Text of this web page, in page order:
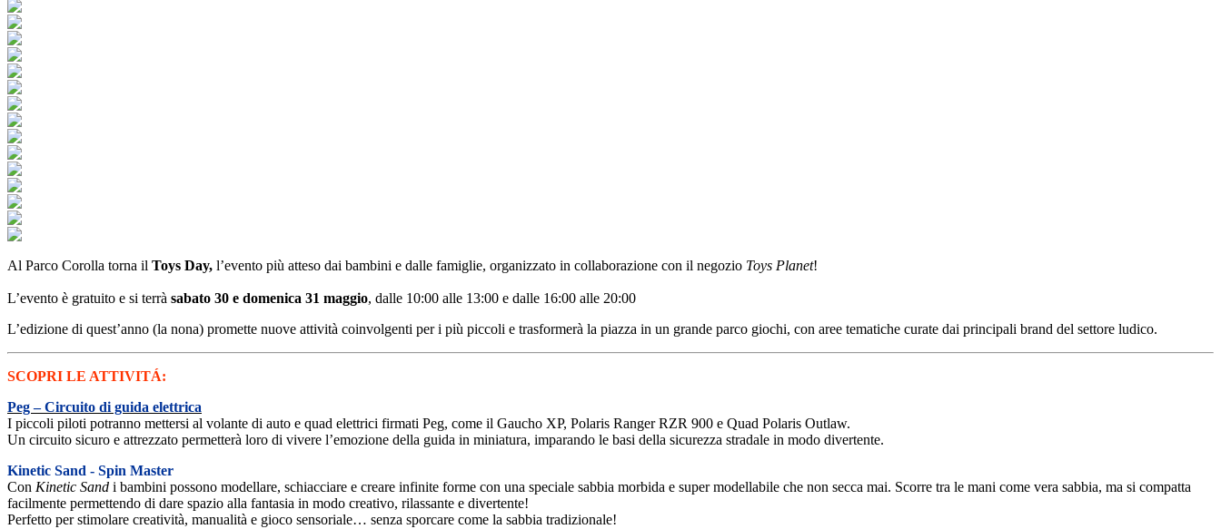
Al Parco Corolla torna il Toys Day, l’evento più atteso dai bambini e dalle famiglie, organizzato in collaborazione con il negozio Toys Planet!
L’evento è gratuito e si terrà sabato 30 e domenica 31 maggio, dalle 10:00 alle 13:00 e dalle 16:00 alle 20:00
L’edizione di quest’anno (la nona) promette nuove attività coinvolgenti per i più piccoli e trasformerà la piazza in un grande parco giochi, con aree tematiche curate dai principali brand del settore ludico.
SCOPRI LE ATTIVITÁ:
Peg – Circuito di guida elettrica
I piccoli piloti potranno mettersi al volante di auto e quad elettrici firmati Peg, come il Gaucho XP, Polaris Ranger RZR 900 e Quad Polaris Outlaw.
Un circuito sicuro e attrezzato permetterà loro di vivere l’emozione della guida in miniatura, imparando le basi della sicurezza stradale in modo divertente.
Kinetic Sand - Spin Master
Con Kinetic Sand i bambini possono modellare, schiacciare e creare infinite forme con una speciale sabbia morbida e super modellabile che non secca mai. Scorre tra le mani come vera sabbia, ma si compatta
facilmente permettendo di dare spazio alla fantasia in modo creativo, rilassante e divertente!
Perfetto per stimolare creatività, manualità e gioco sensoriale… senza sporcare come la sabbia tradizionale!